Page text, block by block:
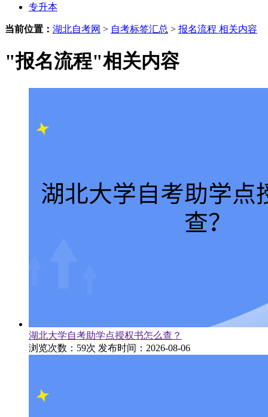
专升本
当前位置： 湖北自考网 > 自考标签汇总 > 报名流程 相关内容
"报名流程"相关内容
湖北大学自考助学点授权书怎么查？
浏览次数：59次 发布时间：2026-08-06